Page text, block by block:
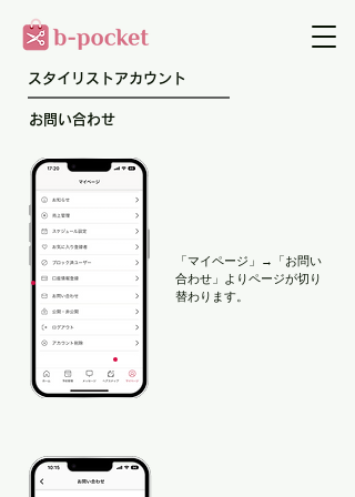
​スタイリストアカウント
お問い合わせ
「マイページ」→「お問い
合わせ」​よりページが切り
替わります。